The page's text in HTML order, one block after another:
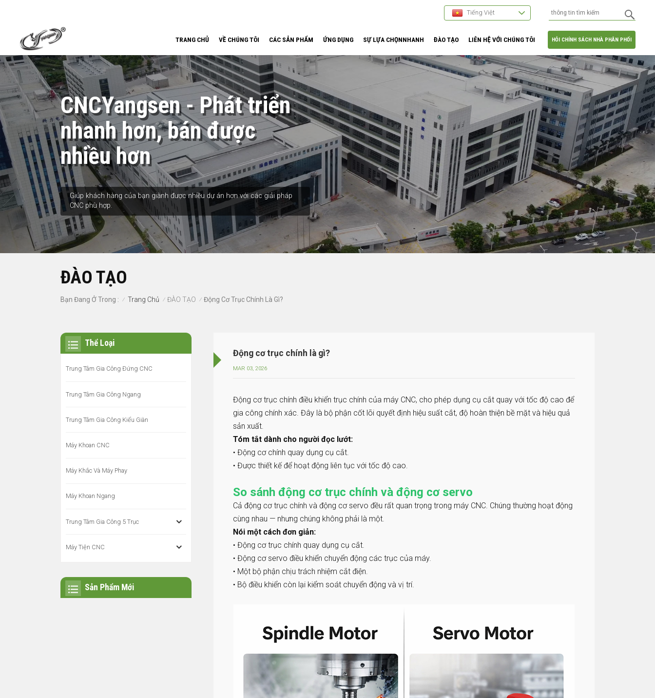
Tiếng Việt
HỎI CHÍNH SÁCH NHÀ PHÂN PHỐI
TRANG CHỦ VỀ CHÚNG TÔI CÁC SẢN PHẨM ỨNG DỤNG SỰ LỰA CHỌNNHANH ĐÀO TẠO LIÊN HỆ VỚI CHÚNG TÔI
CNCYangsen - Phát triển
nhanh hơn, bán được
nhiều hơn
Giúp khách hàng của bạn giành được nhiều dự án hơn với các giải pháp
CNC phù hợp.
ĐÀO TẠO
Bạn Đang Ở Trong : / Trang Chủ / ĐÀO TẠO / Động Cơ Trục Chính Là Gì?
Động cơ trục chính là gì?
MAR 03, 2026
Động cơ trục chính điều khiển trục chính của máy CNC, cho phép dụng cụ cắt quay với tốc độ cao để
gia công chính xác. Đây là bộ phận cốt lõi quyết định hiệu suất cắt, độ hoàn thiện bề mặt và hiệu quả
sản xuất.
Tóm tắt dành cho người đọc lướt:
• Động cơ chính quay dụng cụ cắt.
• Được thiết kế để hoạt động liên tục với tốc độ cao.
So sánh động cơ trục chính và động cơ servo
Cả động cơ trục chính và động cơ servo đều rất quan trọng trong máy CNC. Chúng thường hoạt động
cùng nhau — nhưng chúng không phải là một.
Nói một cách đơn giản:
• Động cơ trục chính quay dụng cụ cắt.
• Động cơ servo điều khiển chuyển động các trục của máy.
• Một bộ phận chịu trách nhiệm cắt điện.
• Bộ điều khiển còn lại kiểm soát chuyển động và vị trí.
Thể Loại
Trung Tâm Gia Công Đứng CNC
Trung Tâm Gia Công Ngang
Trung Tâm Gia Công Kiểu Giàn
Máy Khoan CNC
Máy Khắc Và Máy Phay
Máy Khoan Ngang
Trung Tâm Gia Công 5 Trục
Máy Tiện CNC
Sản Phẩm Mới